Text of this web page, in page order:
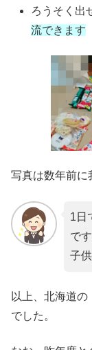
ろうそく出
流できます
写真は数年前に
1日
で
子
以上、北海道
でした。